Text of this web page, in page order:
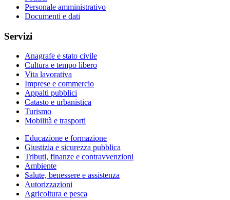
Personale amministrativo
Documenti e dati
Servizi
Anagrafe e stato civile
Cultura e tempo libero
Vita lavorativa
Imprese e commercio
Appalti pubblici
Catasto e urbanistica
Turismo
Mobilità e trasporti
Educazione e formazione
Giustizia e sicurezza pubblica
Tributi, finanze e contravvenzioni
Ambiente
Salute, benessere e assistenza
Autorizzazioni
Agricoltura e pesca